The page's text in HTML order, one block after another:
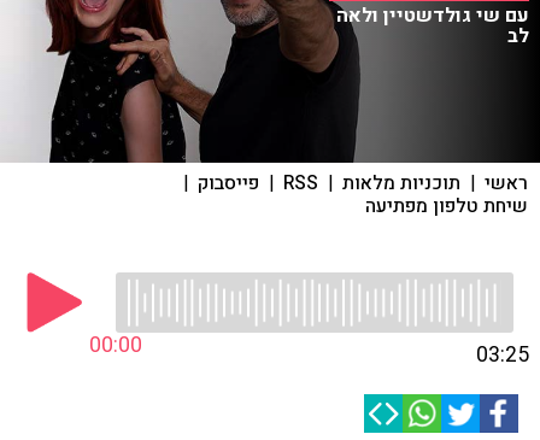
עם שי גולדשטיין ולאה
לב
ראשי | תוכניות מלאות |
RSS
| פייסבוק |
שיחת טלפון מפתיעה
00:00 03:25